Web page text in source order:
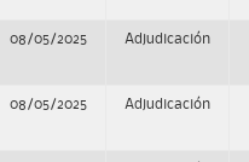
08/05/2025 Adjudicación
08/05/2025 Adjudicación